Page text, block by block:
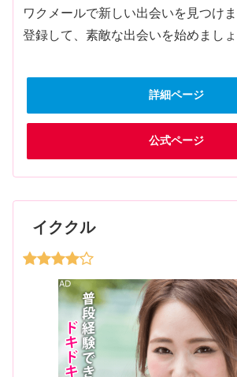
ワクメールで新しい出会いを見つけ
登録して、素敵な出会いを始めましょ
詳細ページ
公式ページ
イククル